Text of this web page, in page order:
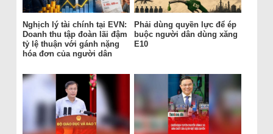
Nghịch lý tài chính tại EVN:
Doanh thu tập đoàn lãi đậm
tỷ lệ thuận với gánh nặng
hóa đơn của người dân
Phải dùng quyền lực để ép
buộc người dân dùng xăng
E10